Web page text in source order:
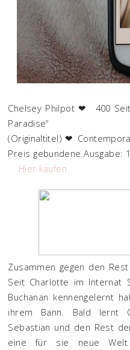
Chelsey Philpot ❤ 400
Paradise“
(Originaltitel) ❤
Preis gebundene Ausgabe:
Hier kaufen
Zusammen gegen den
Seit Charlotte im Internat
Buchanan kennengelernt
ihrem Bann. Bald lernt
Sebastian und den Rest
eine für sie neue Welt